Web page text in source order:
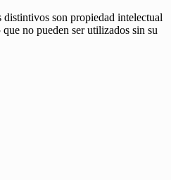
son propiedad intelectual
no pueden ser utilizados sin su